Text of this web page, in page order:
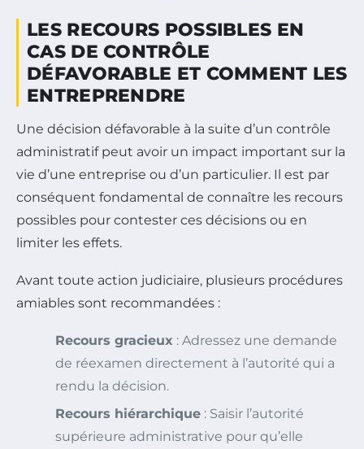
LES RECOURS POSSIBLES EN
CAS DE CONTRÔLE
DÉFAVORABLE ET COMMENT LES
ENTREPRENDRE
Une décision défavorable à la suite d’un contrôle
administratif peut avoir un impact important sur la
vie d’une entreprise ou d’un particulier. Il est par
conséquent fondamental de connaître les recours
possibles pour contester ces décisions ou en
limiter les effets.
Avant toute action judiciaire, plusieurs procédures
amiables sont recommandées :
Recours gracieux : Adressez une demande
de réexamen directement à l’autorité qui a
rendu la décision.
Recours hiérarchique : Saisir l’autorité
supérieure administrative pour qu’elle